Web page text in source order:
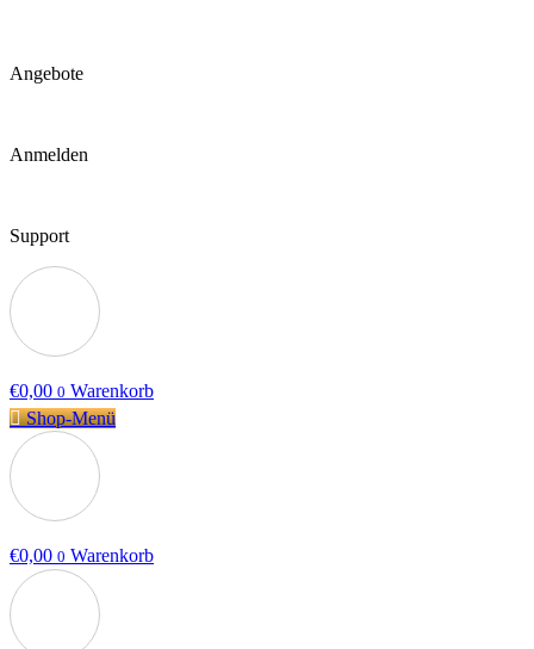
Angebote
Anmelden
Support
€0,00 0 Warenkorb
Shop-Menü
€0,00 0 Warenkorb